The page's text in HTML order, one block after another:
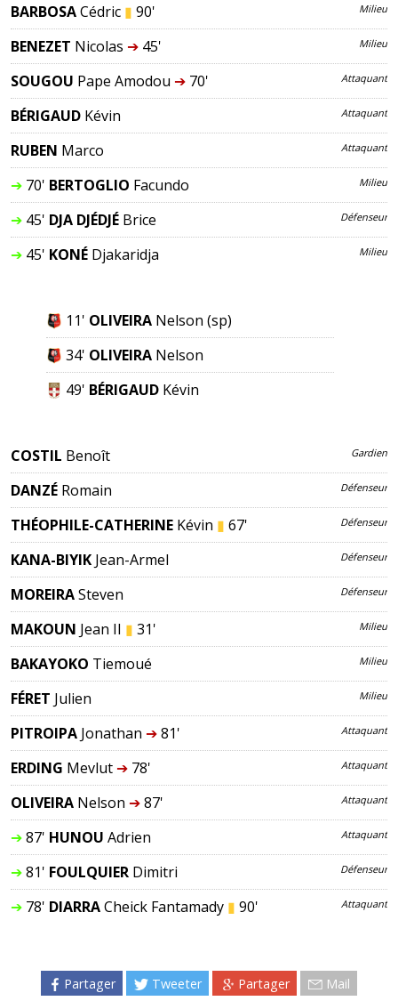
BARBOSACédric ▮ 90' Milieu
BENEZET Nicolas ➔45' Milieu
SOUGOU Pape Amodou ➔70' Attaquant
BÉRIGAUD Kévin Attaquant
RUBEN Marco Attaquant
➔70' BERTOGLIO Facundo Milieu
➔45' DJA DJÉDJÉ Brice Défenseur
➔45' KONÉ Djakaridja Milieu
11' OLIVEIRA Nelson (sp)
34' OLIVEIRA Nelson
49' BÉRIGAUD Kévin
COSTIL Benoît Gardien
DANZÉ Romain Défenseur
THÉOPHILE-CATHERINE Kévin ▮ 67' Défenseur
KANA-BIYIK Jean-Armel Défenseur
MOREIRASteven Défenseur
MAKOUN Jean II ▮ 31' Milieu
BAKAYOKO Tiemoué Milieu
FÉRET Julien Milieu
PITROIPA Jonathan ➔81' Attaquant
ERDING Mevlut ➔78' Attaquant
OLIVEIRA Nelson ➔87' Attaquant
➔87' HUNOU Adrien Attaquant
➔81' FOULQUIER Dimitri Défenseur
➔78' DIARRACheick Fantamady ▮ 90' Attaquant
Partager Tweeter Partager Mail